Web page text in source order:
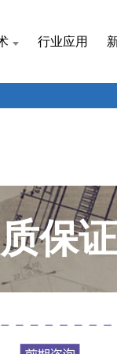
行业应用
保证